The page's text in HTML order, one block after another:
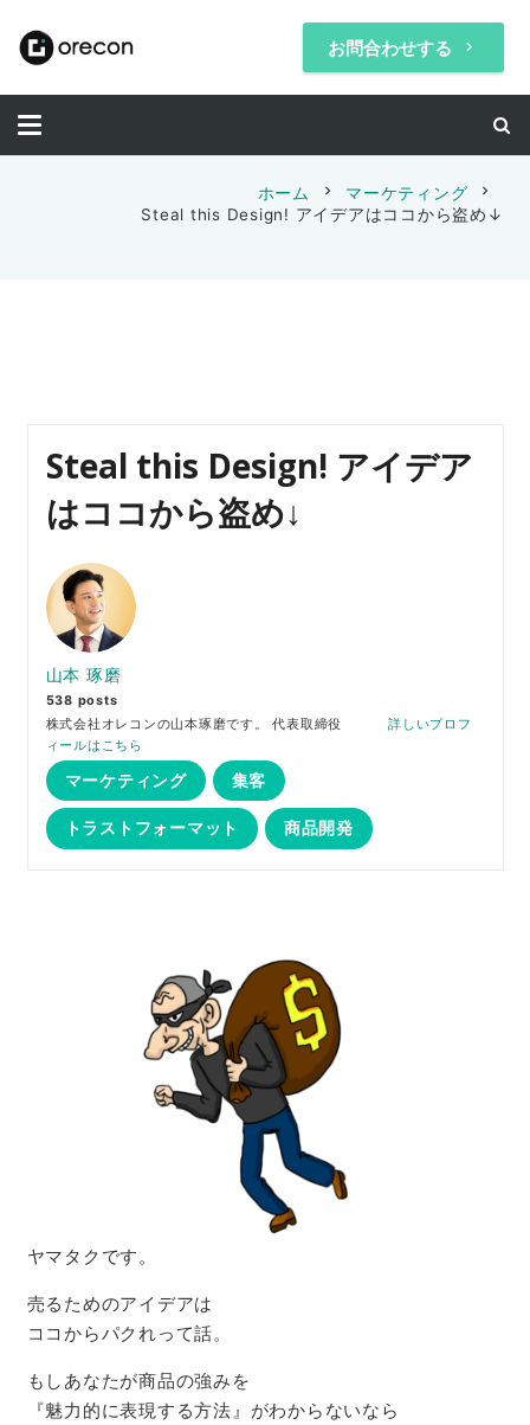
お問合わせする keyboard_arrow_right
ホーム chevron_right マーケティング chevron_right
Steal this Design! アイデアはココから盗め↓
Steal this Design! アイデア
はココから盗め↓
山本 琢磨
538 posts
株式会社オレコンの山本琢磨です。 代表取締役 詳しいプロフ
ィールはこちら
マーケティング 集客
トラストフォーマット 商品開発
ヤマタクです。
売るためのアイデアは
ココからパクれって話。
もしあなたが商品の強みを
『魅力的に表現する方法』がわからないなら